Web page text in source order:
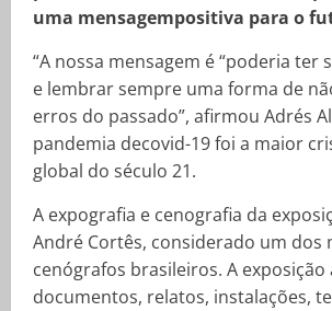
uma mensagempositiva para o
“A nossa mensagem é “poderia ter
e lembrar sempre uma forma de
erros do passado”, afirmou Adrés
pandemia decovid-19 foi a maior
global do século 21.
A expografia e cenografia da
André Cortês, considerado um dos
cenógrafos brasileiros. A exposição
documentos, relatos, instalações,